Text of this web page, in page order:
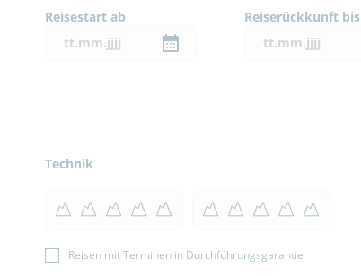
Reisestart ab Reiserückkunft bis
Technik
Reisen mit Terminen in Durchführungsgarantie